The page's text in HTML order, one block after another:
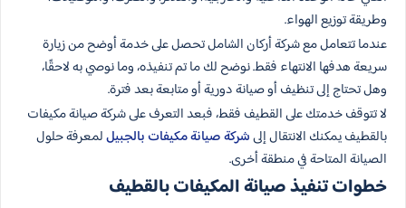
وطريقة توزيع الهواء.
عندما تتعامل مع شركة أركان الشامل تحصل على خدمة أوضح من زيارة
سريعة هدفها الانتهاء فقط. نوضح لك ما تم تنفيذه، وما نوصي به لاحقًا،
وهل تحتاج إلى تنظيف أو صيانة دورية أو متابعة بعد فترة.
لا تتوقف خدمتك على القطيف فقط، فبعد التعرف على شركة صيانة مكيفات
بالقطيف يمكنك الانتقال إلىشركة صيانة مكيفات بالجبيللمعرفة حلول
الصيانة المتاحة في منطقة أخرى.
خطوات تنفيذ صيانة المكيفات بالقطيف